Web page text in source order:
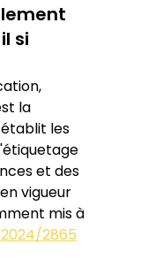
si
la
les
et des
vigueur
mis à
2865